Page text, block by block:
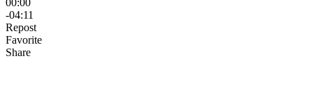
00:00
-04:11
Repost
Favorite
Share